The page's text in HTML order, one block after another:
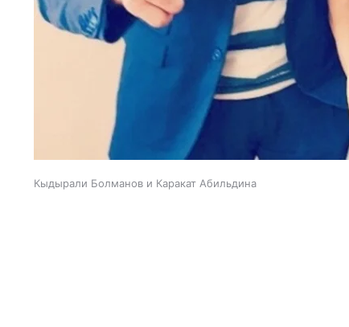
Кыдырали Болманов и Каракат Абильдина